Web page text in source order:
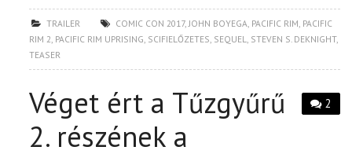
TRAILER COMIC CON 2017, JOHN BOYEGA PACIFIC RIM PACIFIC
RIM 2 PACIFIC RIM UPRISING SCIFIELŐZETES SEQUEL STEVEN S. DEKNIGHT,
TEASER
2
Véget ért a Tűzgyűrű
2. részének a